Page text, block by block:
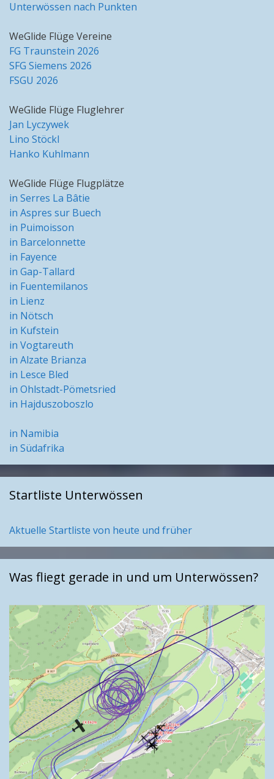
Unterwössen nach Punkten
WeGlide Flüge Vereine
FG Traunstein 2026
SFG Siemens 2026
FSGU 2026
WeGlide Flüge Fluglehrer
Jan Lyczywek
Lino Stöckl
Hanko Kuhlmann
WeGlide Flüge Flugplätze
in Serres La Bâtie
in Aspres sur Buech
in Puimoisson
in Barcelonnette
in Fayence
in Gap-Tallard
in Fuentemilanos
in Lienz
in Nötsch
in Kufstein
in Vogtareuth
in Alzate Brianza
in Lesce Bled
in Ohlstadt-Pömetsried
in Hajduszoboszlo
in Namibia
in Südafrika
Startliste Unterwössen
Aktuelle Startliste von heute und früher
Was fliegt gerade in und um Unterwössen?